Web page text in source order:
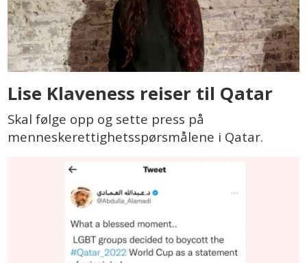
Lise Klaveness reiser til Qatar
Skal følge opp og sette press på
menneskerettighetsspørsmålene i Qatar.